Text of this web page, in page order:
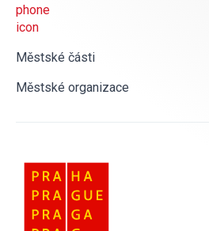
Městské části
Městské organizace